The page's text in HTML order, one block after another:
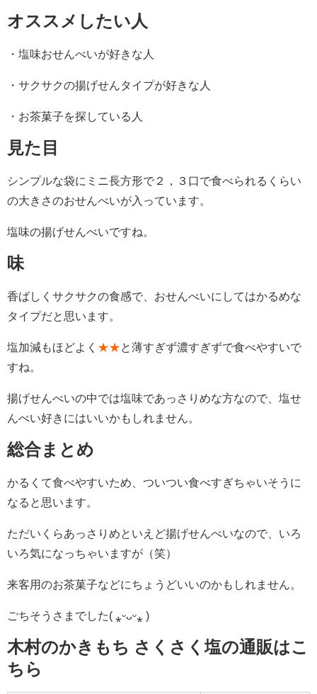
オススメしたい人
・塩味おせんべいが好きな人
・サクサクの揚げせんタイプが好きな人
・お茶菓子を探している人
見た目
シンプルな袋にミニ長方形で２，３口で食べられるくらい
の大きさのおせんべいが入っています。
塩味の揚げせんべいですね。
味
香ばしくサクサクの食感で、おせんべいにしてはかるめな
タイプだと思います。
塩加減もほどよく ★★ と薄すぎず濃すぎずで食べやすいで
すね。
揚げせんべいの中では塩味であっさりめな方なので、塩せ
んべい好きにはいいかもしれません。
総合まとめ
かるくて食べやすいため、ついつい食べすぎちゃいそうに
なると思います。
ただいくらあっさりめといえど揚げせんべいなので、いろ
いろ気になっちゃいますが（笑）
来客用のお茶菓子などにちょうどいいのかもしれません。
ごちそうさまでした( ⁎ᵕᴗᵕ⁎ )
木村のかきもち さくさく塩の通販はこ
ちら